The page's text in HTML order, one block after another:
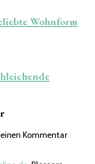
Wohnform
Kommentar